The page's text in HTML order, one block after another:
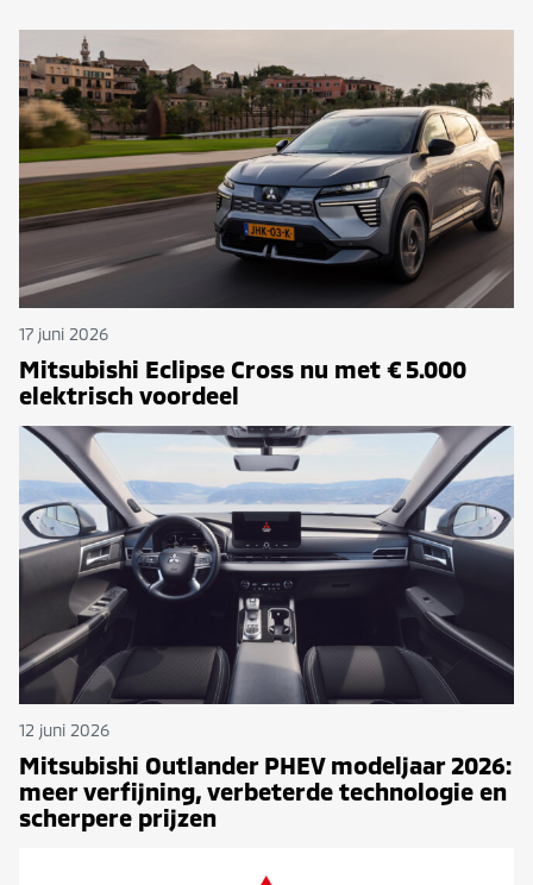
17 juni 2026
Mitsubishi Eclipse Cross nu met € 5.000
elektrisch voordeel
12 juni 2026
Mitsubishi Outlander PHEV modeljaar 2026:
meer verfijning, verbeterde technologie en
scherpere prijzen